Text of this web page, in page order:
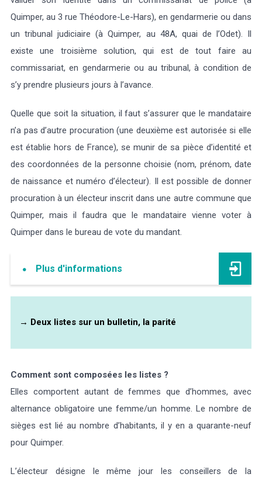
Quimper, au 3 rue Théodore-Le-Hars), en gendarmerie ou dans
un tribunal judiciaire (à Quimper, au 48A, quai de l’Odet). Il
existe une troisième solution, qui est de tout faire au
commissariat, en gendarmerie ou au tribunal, à condition de
s’y prendre plusieurs jours à l’avance.
Quelle que soit la situation, il faut s’assurer que le mandataire
n’a pas d’autre procuration (une deuxième est autorisée si elle
est établie hors de France), se munir de sa pièce d’identité et
des coordonnées de la personne choisie (nom, prénom, date
de naissance et numéro d’électeur). Il est possible de donner
procuration à un électeur inscrit dans une autre commune que
Quimper, mais il faudra que le mandataire vienne voter à
Quimper dans le bureau de vote du mandant.
Plus d'informations
→ Deux listes sur un bulletin, la parité
Comment sont composées les listes ?
Elles comportent autant de femmes que d’hommes, avec
alternance obligatoire une femme/un homme. Le nombre de
sièges est lié au nombre d’habitants, il y en a quarante-neuf
pour Quimper.
L’électeur désigne le même jour les conseillers de la